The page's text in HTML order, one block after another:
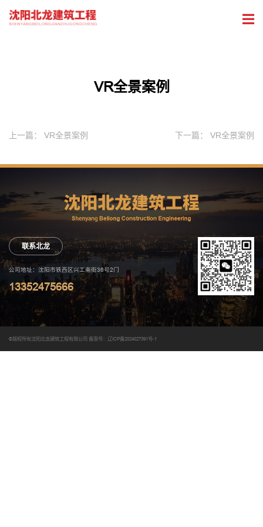
VR全景案例
上一篇： VR全景案例 下一篇： VR全景案例
联系北龙
公司地址：沈阳市铁西区兴工南街36号2门
13352475666
©版权所有沈阳北龙建筑工程有限公司 备案号：辽ICP备2024027391号-1